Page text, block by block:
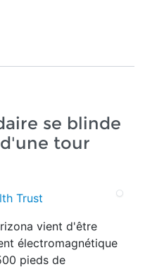
se blinde
tour
Trust
vient d'être
électromagnétique
pieds de